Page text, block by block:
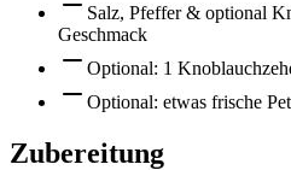
Salz, Pfeffer & optional
Geschmack
Optional: 1
Optional: etwas frische
Zubereitung